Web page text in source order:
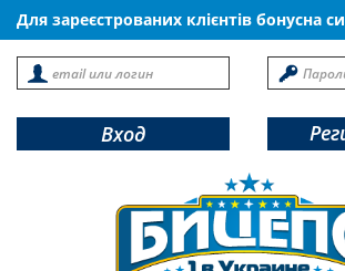
Для зареєстрованих клієнтів бонусна
Вход